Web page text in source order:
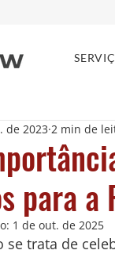
para a
de 2023 2 min de
1 de out. de 2025
se trata de